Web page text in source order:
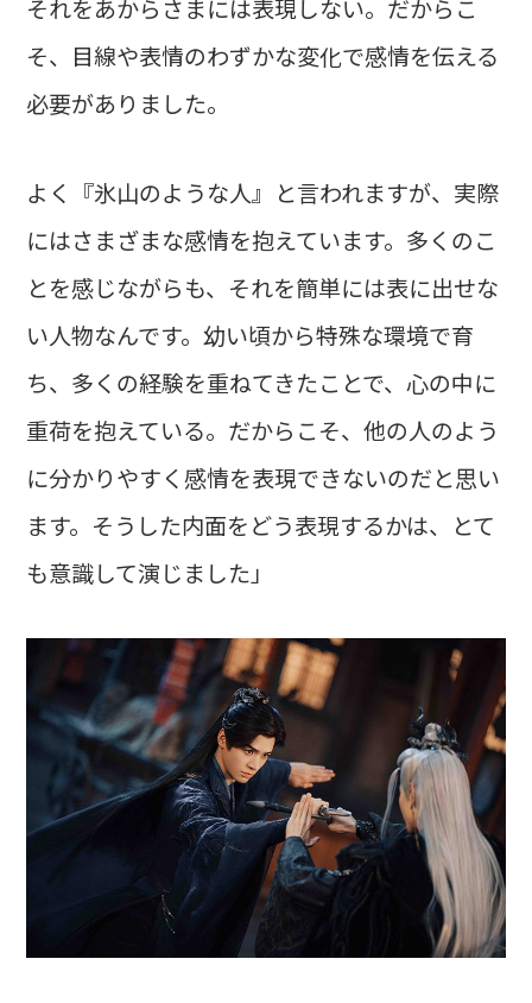
それをあからさまには表現しない。だからこ
そ、目線や表情のわずかな変化で感情を伝える
必要がありました。
よく『氷山のような人』と言われますが、実際
にはさまざまな感情を抱えています。多くのこ
とを感じながらも、それを簡単には表に出せな
い人物なんです。幼い頃から特殊な環境で育
ち、多くの経験を重ねてきたことで、心の中に
重荷を抱えている。だからこそ、他の人のよう
に分かりやすく感情を表現できないのだと思い
ます。そうした内面をどう表現するかは、とて
も意識して演じました」